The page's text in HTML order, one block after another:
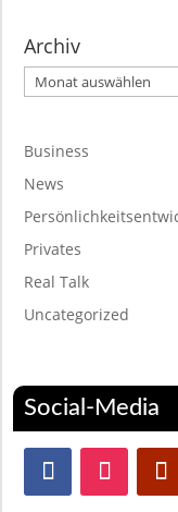
Archiv
Archiv
Business
News
Privates
Real Talk
Uncategorized
Social-Media